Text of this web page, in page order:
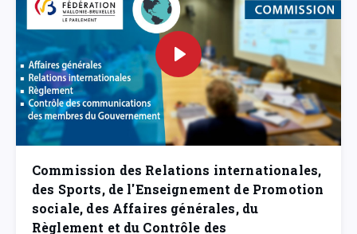
Commission des Relations internationales,
des Sports, de l'Enseignement de Promotion
sociale, des Affaires générales, du
Règlement et du Contrôle des